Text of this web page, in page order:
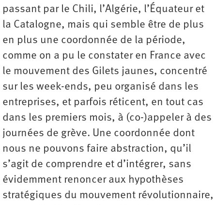
passant par le Chili, l’Algérie, l’Équateur et
la Catalogne, mais qui semble être de plus
en plus une coordonnée de la période,
comme on a pu le constater en France avec
le mouvement des Gilets jaunes, concentré
sur les week-ends, peu organisé dans les
entreprises, et parfois réticent, en tout cas
dans les premiers mois, à (co-)appeler à des
journées de grève. Une coordonnée dont
nous ne pouvons faire abstraction, qu’il
s’agit de comprendre et d’intégrer, sans
évidemment renoncer aux hypothèses
stratégiques du mouvement révolutionnaire,